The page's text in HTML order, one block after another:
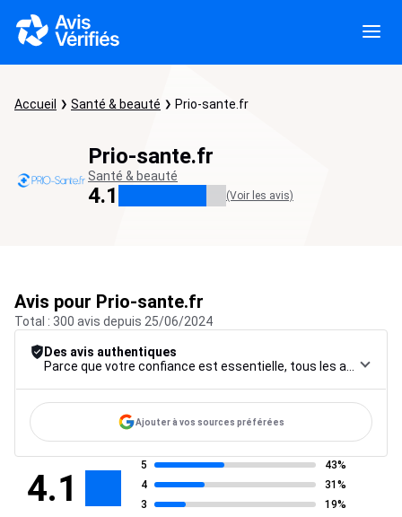
Accueil Santé & beauté Prio-sante.fr
Prio-sante.fr
Santé & beauté
4.1 (Voir les avis)
Avis pour Prio-sante.fr
Total : 300 avis depuis 25/06/2024
Des avis authentiques
Ajouter à vos sources préférées
4.1
5
43%
4
31%
3
19%